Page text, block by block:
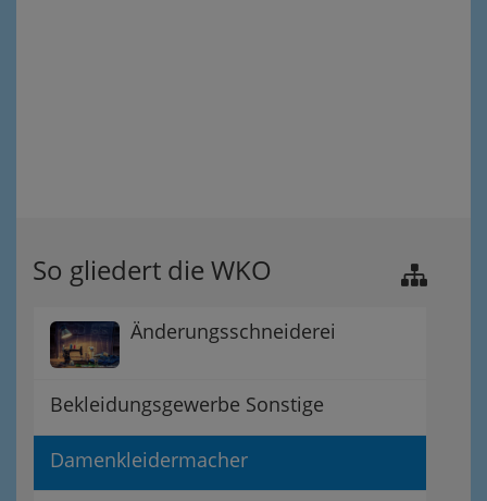
So gliedert die WKO
Änderungsschneiderei
Bekleidungsgewerbe Sonstige
Damenkleidermacher